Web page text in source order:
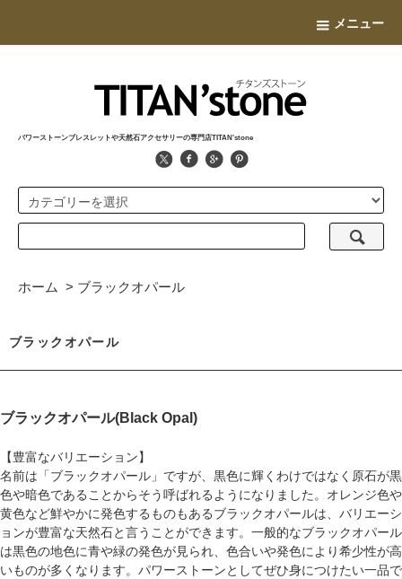
メニュー
パワーストーンブレスレットや天然石アクセサリーの専門店TITAN'stone
ホーム > ブラックオパール
ブラックオパール
ブラックオパール(Black Opal)
【豊富なバリエーション】
名前は「ブラックオパール」ですが、黒色に輝くわけではなく原石が黒
色や暗色であることからそう呼ばれるようになりました。オレンジ色や
黄色など鮮やかに発色するものもあるブラックオパールは、バリエーシ
ョンが豊富な天然石と言うことができます。一般的なブラックオパール
は黒色の地色に青や緑の発色が見られ、色合いや発色により希少性が高
いものが多くなります。パワーストーンとしてぜひ身につけたい一品で